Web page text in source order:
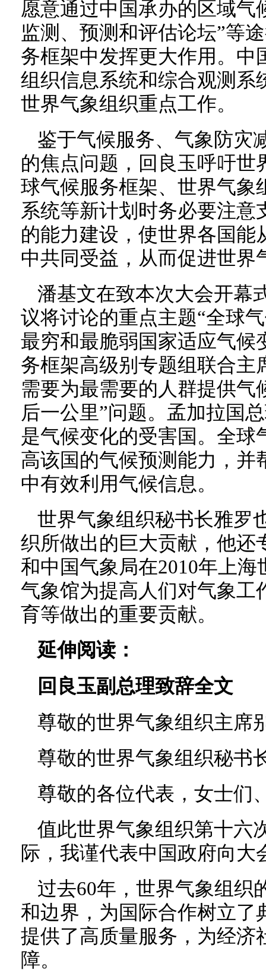
愿意通过中国承办的区域气
监测、预测和评估论坛”等
务框架中发挥更大作用。中
组织信息系统和综合观测系
世界气象组织重点工作。
鉴于气候服务、气象防灾
的焦点问题，回良玉呼吁世
球气候服务框架、世界气象
系统等新计划时务必要注意
的能力建设，使世界各国能
中共同受益，从而促进世界
潘基文在致本次大会开幕
议将讨论的重点主题“全球
最穷和最脆弱国家适应气候
务框架高级别专题组联合主
需要为最需要的人群提供气
后一公里”问题。孟加拉国
是气候变化的受害国。全球
高该国的气候预测能力，并
中有效利用气候信息。
世界气象组织秘书长雅罗
织所做出的巨大贡献，他还
和中国气象局在2010年上
气象馆为提高人们对气象工
育等做出的重要贡献。
延伸阅读：
回良玉副总理致辞全文
尊敬的世界气象组织主席
尊敬的世界气象组织秘书
尊敬的各位代表，女士们
值此世界气象组织第十六
际，我谨代表中国政府向大
过去60年，世界气象组织
和边界，为国际合作树立了
提供了高质量服务，为经济
障。